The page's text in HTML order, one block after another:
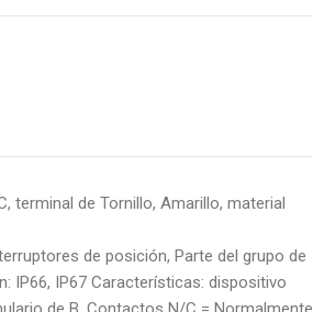
terminal de Tornillo, Amarillo, material
de posición, Parte del grupo de
IP66, IP67 Características: dispositivo